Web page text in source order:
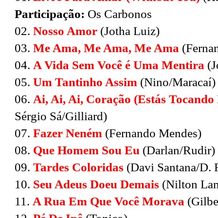
Participação: Os Carbonos
02. Nosso Amor (Jotha Luiz)
03. Me Ama, Me Ama, Me Ama
04. A Vida Sem Você é Uma Mentira
05. Um Tantinho Assim (Nino/Maracaí)
06. Ai, Ai, Ai, Coração (Estás Tocando
Sérgio Sá/Gilliard)
07. Fazer Neném (Fernando Mendes)
08. Que Homem Sou Eu (Darlan/Rudir)
09. Tardes Coloridas (Davi Santana/D.
10. Seu Adeus Doeu Demais (Nilton
11. A Rua Em Que Você Morava